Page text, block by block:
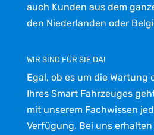
auch Kunden aus dem
den Niederlanden oder
WIR SIND FÜR SIE DA!
Egal, ob es um die Wartung
Ihres Smart Fahrzeuges
mit unserem Fachwissen
Verfügung. Bei uns erhalten